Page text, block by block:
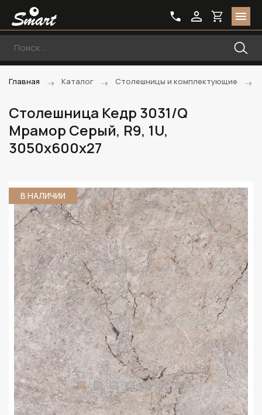
Главная Каталог Столешницы и комплектующие
Столешница Кедр 3031/Q
Мрамор Серый, R9, 1U,
3050х600х27
В НАЛИЧИИ